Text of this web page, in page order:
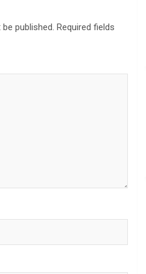
published. Required fields